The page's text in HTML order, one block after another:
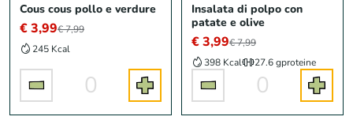
Cous cous pollo e verdure
€ 3,99€ 7,99
245 Kcal
0
Insalata di polpo con
patate e olive
€ 3,99€ 7,99
398 Kcal
27.6 gproteine
0